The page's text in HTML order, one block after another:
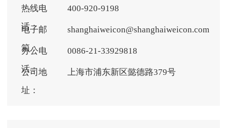
热线电
话：
电子邮
箱：
办公电
话：
公司地
址：
400-920-9198
shanghaiweicon@shanghaiweicon.com
0086-21-33929818
上海市浦东新区懿德路379号